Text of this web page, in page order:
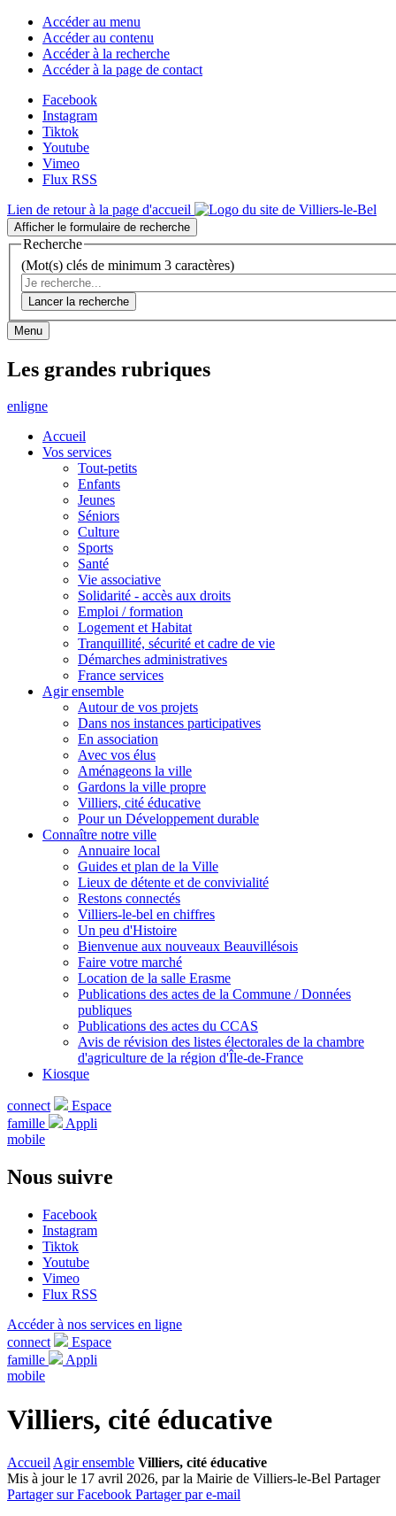
Accéder au menu
Accéder au contenu
Accéder à la recherche
Accéder à la page de contact
Facebook
Instagram
Tiktok
Youtube
Vimeo
Flux RSS
Lien de retour à la page d'accueil
Afficher le formulaire de recherche
Recherche
(Mot(s) clés de minimum 3 caractères)
Lancer la recherche
Menu
Les grandes rubriques
enligne
Accueil
Vos services
Tout-petits
Enfants
Jeunes
Séniors
Culture
Sports
Santé
Vie associative
Solidarité - accès aux droits
Emploi / formation
Logement et Habitat
Tranquillité, sécurité et cadre de vie
Démarches administratives
France services
Agir ensemble
Autour de vos projets
Dans nos instances participatives
En association
Avec vos élus
Aménageons la ville
Gardons la ville propre
Villiers, cité éducative
Pour un Développement durable
Connaître notre ville
Annuaire local
Guides et plan de la Ville
Lieux de détente et de convivialité
Restons connectés
Villiers-le-bel en chiffres
Un peu d'Histoire
Bienvenue aux nouveaux Beauvillésois
Faire votre marché
Location de la salle Erasme
Publications des actes de la Commune / Données
publiques
Publications des actes du CCAS
Avis de révision des listes électorales de la chambre
d'agriculture de la région d'Île-de-France
Kiosque
connect
Espace
famille
Appli
mobile
Nous suivre
Facebook
Instagram
Tiktok
Youtube
Vimeo
Flux RSS
Accéder à nos services en ligne
connect
Espace
famille
Appli
mobile
Villiers, cité éducative
Accueil Agir ensemble Villiers, cité éducative
Mis à jour le 17 avril 2026, par la Mairie de Villiers-le-Bel Partager
Partager sur Facebook Partager par e-mail